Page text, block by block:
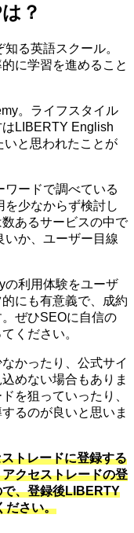
？
る英語スクール。
に学習を進めること
。ライフスタイル
LIBERTY English
と思われたことが
ワードで調べている
を少なからず検討し
あるサービスの中で
いか、ユーザー目線
の利用体験をユーザ
にも有意義で、成約
ぜひSEOに自信の
ください。
かったり、公式サイ
めない場合もありま
を狙っていったり、
るのが良いと思いま
トレードに登録する
クセストレードの登
、登録後LIBERTY
ださい。